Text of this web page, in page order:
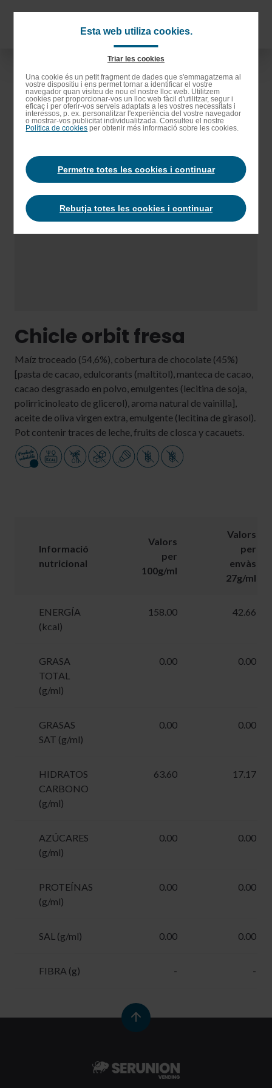
Chicle orbit fresa
Maíz troceado (54,6%), cobertura de chocolate (45%)
[pasta de cacao, edulcorants (maltitol), manteca de cacao,
cacao desgrasado en polvo, emulgentes (lecitina de soja,
polirricinoleato de glicerol), aroma natural de vainilla],
aceite de oliva virgen extra, emulgente (lecitina de girasol).
Pot contenir traces de leche, fruits de closca y cacauets.
Informació
nutricional
Valors
per
100g/ml
Valors
per
envàs
27g/ml
ENERGÍA
(kcal)
158.00 42.66
GRASA
TOTAL
(g/ml)
0.00 0.00
GRASAS
SAT (g/ml)
0.00 0.00
HIDRATOS
CARBONO
(g/ml)
63.60 17.17
AZÚCARES
(g/ml)
0.00 0.00
PROTEÍNAS
(g/ml)
0.00 0.00
SAL (g/ml) 0.00 0.00
FIBRA (g) - -
Esta web utiliza cookies.
Triar les cookies
Una cookie és un petit fragment de dades que s'emmagatzema al
vostre dispositiu i ens permet tornar a identificar el vostre
navegador quan visiteu de nou el nostre lloc web. Utilitzem
cookies per proporcionar-vos un lloc web fàcil d'utilitzar, segur i
eficaç i per oferir-vos serveis adaptats a les vostres necessitats i
interessos, p. ex. personalitzar l'experiència del vostre navegador
o mostrar-vos publicitat individualitzada. Consulteu el nostre
Política de cookies per obtenir més informació sobre les cookies.
Permetre totes les cookies i continuar
Rebutja totes les cookies i continuar